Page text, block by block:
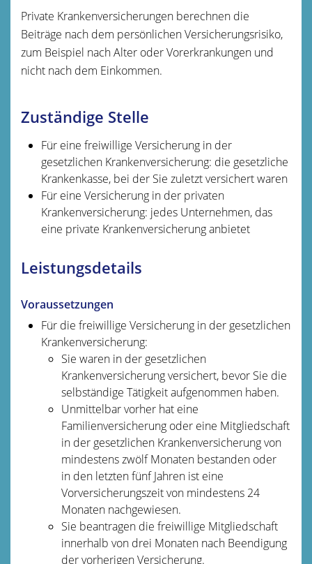
Private Krankenversicherungen berechnen die
Beiträge nach dem persönlichen Versicherungsrisiko,
zum Beispiel nach Alter oder Vorerkrankungen und
nicht nach dem Einkommen.
Zuständige Stelle
Für eine freiwillige Versicherung in der
gesetzlichen Krankenversicherung: die gesetzliche
Krankenkasse, bei der Sie zuletzt versichert waren
Für eine Versicherung in der privaten
Krankenversicherung: jedes Unternehmen, das
eine private Krankenversicherung anbietet
Leistungsdetails
Voraussetzungen
Für die freiwillige Versicherung in der gesetzlichen
Krankenversicherung:
Sie waren in der gesetzlichen
Krankenversicherung versichert, bevor Sie die
selbständige Tätigkeit aufgenommen haben.
Unmittelbar vorher hat eine
Familienversicherung oder eine Mitgliedschaft
in der gesetzlichen Krankenversicherung von
mindestens zwölf Monaten bestanden oder
in den letzten fünf Jahren ist eine
Vorversicherungszeit von mindestens 24
Monaten nachgewiesen.
Sie beantragen die freiwillige Mitgliedschaft
innerhalb von drei Monaten nach Beendigung
der vorherigen Versicherung.